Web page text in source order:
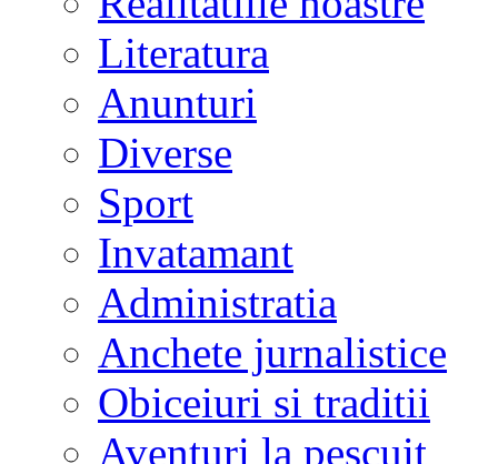
Literatura
Anunturi
Diverse
Sport
Invatamant
Administratia
Anchete jurnalistice
Obiceiuri si traditii
Aventuri la pescuit